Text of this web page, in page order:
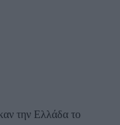
την Ελλάδα το